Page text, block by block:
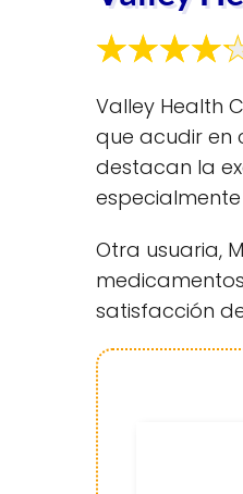
Valley Health
que acudir en
destacan la
Otra usuaria,
satisfacción